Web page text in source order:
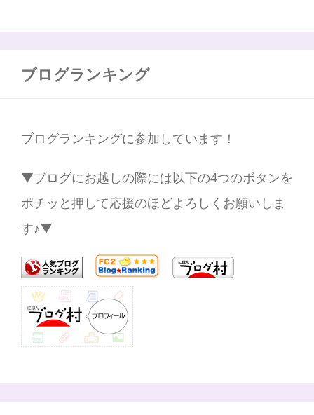
ブログランキング
ブログランキングに参加しています！
▼ブログにお越しの際には以下の4つのボタンを
ポチッと押して応援のほどよろしくお願いしま
す♪▼